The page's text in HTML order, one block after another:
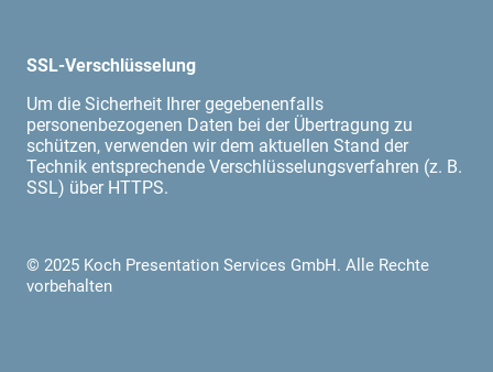
SSL-Verschlüsselung
Um die Sicherheit Ihrer gegebenenfalls
personenbezogenen Daten bei der Übertragung zu
schützen, verwenden wir dem aktuellen Stand der
Technik entsprechende Verschlüsselungsverfahren (z. B.
SSL) über HTTPS.
© 2025 Koch Presentation Services GmbH. Alle Rechte
vorbehalten